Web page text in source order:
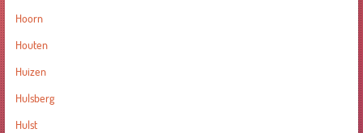
Hoorn
Houten
Huizen
Hulsberg
Hulst